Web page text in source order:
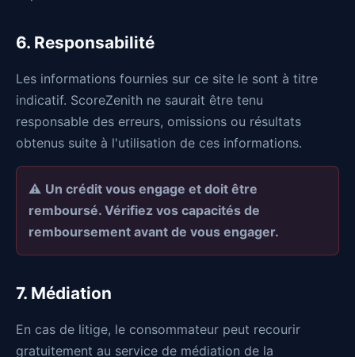
6. Responsabilité
Les informations fournies sur ce site le sont à titre
indicatif. ScoreZenith ne saurait être tenu
responsable des erreurs, omissions ou résultats
obtenus suite à l'utilisation de ces informations.
⚠️ Un crédit vous engage et doit être
remboursé. Vérifiez vos capacités de
remboursement avant de vous engager.
7. Médiation
En cas de litige, le consommateur peut recourir
gratuitement au service de médiation de la